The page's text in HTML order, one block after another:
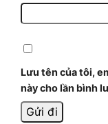
Lưu tên của tôi,
này cho lần bình